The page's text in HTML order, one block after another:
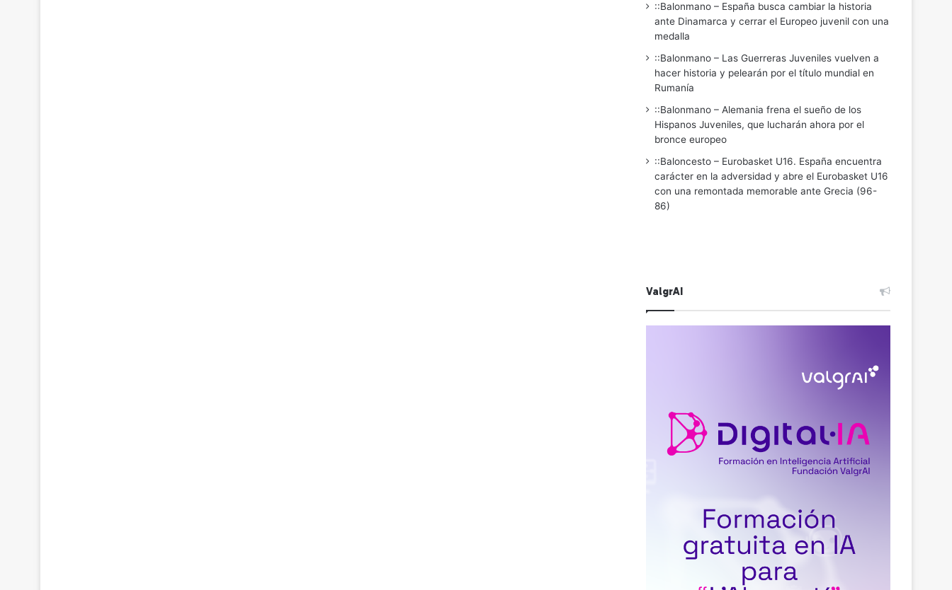
::Balonmano – España busca cambiar la historia
ante Dinamarca y cerrar el Europeo juvenil con una
medalla
::Balonmano – Las Guerreras Juveniles vuelven a
hacer historia y pelearán por el título mundial en
Rumanía
::Balonmano – Alemania frena el sueño de los
Hispanos Juveniles, que lucharán ahora por el
bronce europeo
::Baloncesto – Eurobasket U16. España encuentra
carácter en la adversidad y abre el Eurobasket U16
con una remontada memorable ante Grecia (96-
86)
ValgrAI